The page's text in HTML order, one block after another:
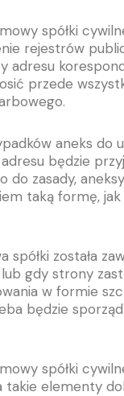
spółki
rejestrów
adresu
przede
aneks do
będzie
do zasady,
taką formę,
spółki została
gdy strony
w formie
będzie
spółki
takie elementy